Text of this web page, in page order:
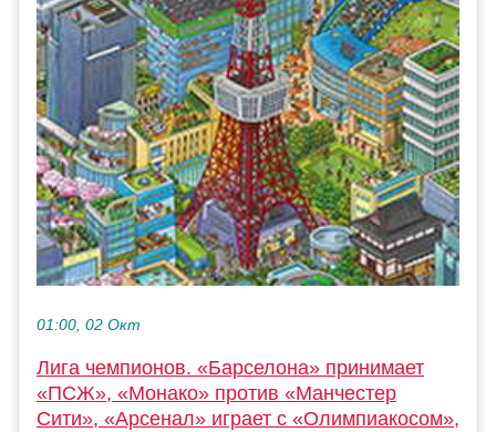
01:00, 02 Окт
Лига чемпионов. «Барселона» принимает
«ПСЖ», «Монако» против «Манчестер
Сити», «Арсенал» играет с «Олимпиакосом»,